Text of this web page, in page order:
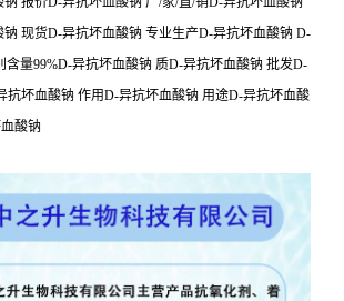
钠 现货D-异抗坏血酸钠 专业生产D-异抗坏血酸钠 D-
含量99%D-异抗坏血酸钠 质D-异抗坏血酸钠 批发D-
抗坏血酸钠 作用D-异抗坏血酸钠 用途D-异抗坏血酸
酸钠